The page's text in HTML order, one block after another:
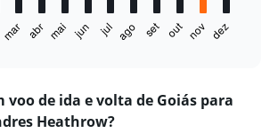
mar abr mai jun jul ago set out nov dez
de ida e volta de Goiás para
Heathrow?